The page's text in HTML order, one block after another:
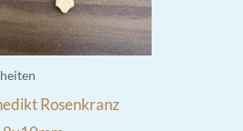
Rosenkranz